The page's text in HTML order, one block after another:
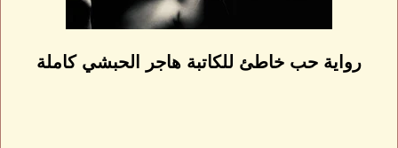
رواية حب خاطئ للكاتبة هاجر الحبشي كاملة